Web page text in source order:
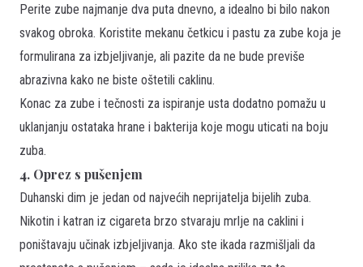
Perite zube najmanje dva puta dnevno, a idealno bi bilo nakon
svakog obroka. Koristite mekanu četkicu i pastu za zube koja je
formulirana za izbjeljivanje, ali pazite da ne bude previše
abrazivna kako ne biste oštetili caklinu.
Konac za zube i tečnosti za ispiranje usta dodatno pomažu u
uklanjanju ostataka hrane i bakterija koje mogu uticati na boju
zuba.
4. Oprez s pušenjem
Duhanski dim je jedan od najvećih neprijatelja bijelih zuba.
Nikotin i katran iz cigareta brzo stvaraju mrlje na caklini i
poništavaju učinak izbjeljivanja. Ako ste ikada razmišljali da